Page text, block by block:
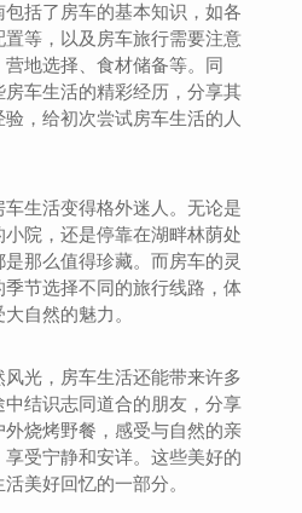
括了房车的基本知识，如各
等，以及房车旅行需要注意
地选择、食材储备等。同
车生活的精彩经历，分享其
，给初次尝试房车生活的人
生活变得格外迷人。无论是
院，还是停靠在湖畔林荫处
那么值得珍藏。而房车的灵
节选择不同的旅行线路，体
自然的魅力。
光，房车生活还能带来许多
结识志同道合的朋友，分享
烧烤野餐，感受与自然的亲
受宁静和安详。这些美好的
美好回忆的一部分。